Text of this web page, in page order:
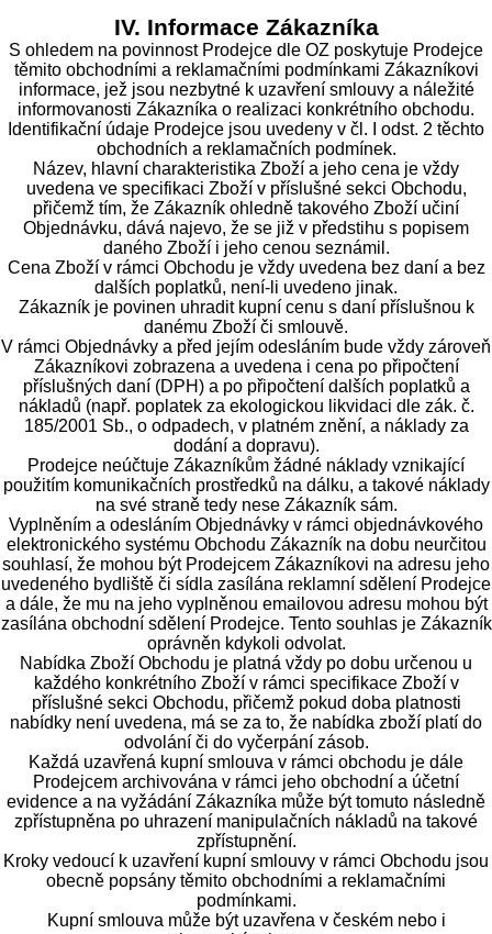
IV. Informace Zákazníka
S ohledem na povinnost Prodejce dle OZ poskytuje Prodejce
těmito obchodními a reklamačními podmínkami Zákazníkovi
informace, jež jsou nezbytné k uzavření smlouvy a náležité
informovanosti Zákazníka o realizaci konkrétního obchodu.
Identifikační údaje Prodejce jsou uvedeny v čl. I odst. 2 těchto
obchodních a reklamačních podmínek.
Název, hlavní charakteristika Zboží a jeho cena je vždy
uvedena ve specifikaci Zboží v příslušné sekci Obchodu,
přičemž tím, že Zákazník ohledně takového Zboží učiní
Objednávku, dává najevo, že se již v předstihu s popisem
daného Zboží i jeho cenou seznámil.
Cena Zboží v rámci Obchodu je vždy uvedena bez daní a bez
dalších poplatků, není-li uvedeno jinak.
Zákazník je povinen uhradit kupní cenu s daní příslušnou k
danému Zboží či smlouvě.
V rámci Objednávky a před jejím odesláním bude vždy zároveň
Zákazníkovi zobrazena a uvedena i cena po připočtení
příslušných daní (DPH) a po připočtení dalších poplatků a
nákladů (např. poplatek za ekologickou likvidaci dle zák. č.
185/2001 Sb., o odpadech, v platném znění, a náklady za
dodání a dopravu).
Prodejce neúčtuje Zákazníkům žádné náklady vznikající
použitím komunikačních prostředků na dálku, a takové náklady
na své straně tedy nese Zákazník sám.
Vyplněním a odesláním Objednávky v rámci objednávkového
elektronického systému Obchodu Zákazník na dobu neurčitou
souhlasí, že mohou být Prodejcem Zákazníkovi na adresu jeho
uvedeného bydliště či sídla zasílána reklamní sdělení Prodejce
a dále, že mu na jeho vyplněnou emailovou adresu mohou být
zasílána obchodní sdělení Prodejce. Tento souhlas je Zákazník
oprávněn kdykoli odvolat.
Nabídka Zboží Obchodu je platná vždy po dobu určenou u
každého konkrétního Zboží v rámci specifikace Zboží v
příslušné sekci Obchodu, přičemž pokud doba platnosti
nabídky není uvedena, má se za to, že nabídka zboží platí do
odvolání či do vyčerpání zásob.
Každá uzavřená kupní smlouva v rámci obchodu je dále
Prodejcem archivována v rámci jeho obchodní a účetní
evidence a na vyžádání Zákazníka může být tomuto následně
zpřístupněna po uhrazení manipulačních nákladů na takové
zpřístupnění.
Kroky vedoucí k uzavření kupní smlouvy v rámci Obchodu jsou
obecně popsány těmito obchodními a reklamačními
podmínkami.
Kupní smlouva může být uzavřena v českém nebo i